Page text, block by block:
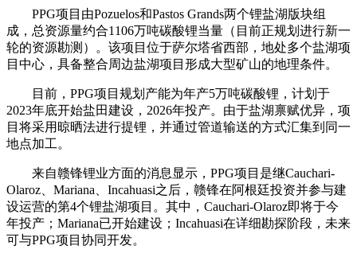
PPG项目由Pozuelos和Pastos Grands两个锂盐湖版块组
成，总资源量约合1106万吨碳酸锂当量（目前正规划进行新一
轮的资源勘测）。该项目位于萨尔塔省西部，地处多个盐湖项
目中心，具备整合周边盐湖项目形成大型矿山的地理条件。
目前，PPG项目规划产能为年产5万吨碳酸锂，计划于
2023年底开始盐田建设，2026年投产。由于盐湖禀赋优异，项
目将采用晾晒法进行提锂，并通过管道输送的方式汇集到同一
地点加工。
来自赣锋锂业方面的消息显示，PPG项目是继Cauchari-
Olaroz、Mariana、Incahuasi之后，赣锋在阿根廷投资并参与建
设运营的第4个锂盐湖项目。其中，Cauchari-Olaroz即将于今
年投产；Mariana已开始建设；Incahuasi在详细勘探阶段，未来
可与PPG项目协同开发。